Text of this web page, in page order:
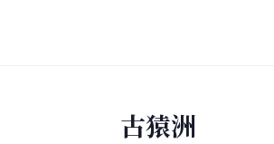
古猿洲